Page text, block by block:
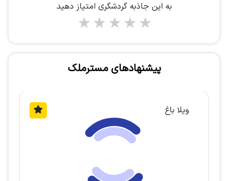
به این جاذبه گردشگری امتیاز دهید
5 stars
4 stars
3 stars
2 stars
پیشنهادهای مسترملک